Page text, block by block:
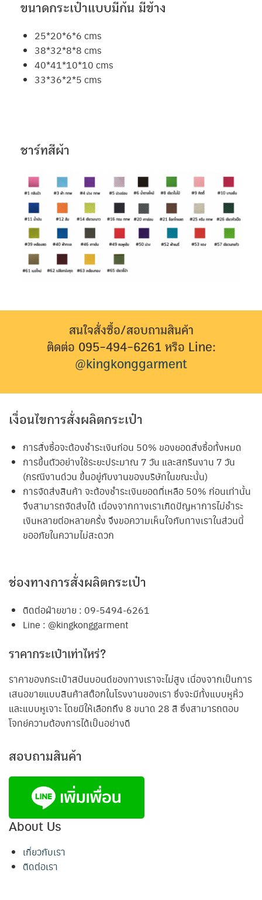
ขนาดกระเป๋าแบบมีก้น มีข้าง
25*20*6*6 cms
38*32*8*8 cms
40*41*10*10 cms
33*36*2*5 cms
ชาร์ทสีผ้า
สนใจสั่งซื้อ/สอบถามสินค้า
ติดต่อ 095-494-6261 หรือ Line:
@kingkonggarment
เงื่อนไขการสั่งผลิตกระเป๋า
การสั่งซื้อจะต้องชำระเงินก่อน 50% ของยอดสั่งซื้อทั้งหมด
การขึ้นตัวอย่างใช้ระยะประมาณ 7 วัน และสกรีนงาน 7 วัน
(กรณีงานด่วน ขึ้นอยู่กับงานของบริษัทในขณะนั้น)
การจัดส่งสินค้า จะต้องชำระเงินยอดที่เหลือ 50% ก่อนเท่านั้น
จึงสามารถจัดส่งได้ เนื่องจากทางเราเกิดปัญหาการไม่ชำระ
เงินหลายต่อหลายครั้ง จึงขอความเห็นใจกับทางเราในส่วนนี้
ขออภัยในความไม่สะดวก
ช่องทางการสั่งผลิตกระเป๋า
ติดต่อฝ่ายขาย : 09-5494-6261
Line : @kingkonggarment
ราคากระเป๋าเท่าไหร่?
ราคาของกระเป๋าสปันบอนด์ของทางเราจะไม่สูง เนื่องจากเป็นการ
เสนอขายแบบสินค้าสต๊อกในโรงงานของเรา ซึ่งจะมีทั้งแบบหูหิ้ว
และแบบหูเจาะ โดยมีให้เลือกถึง 8 ขนาด 28 สี ซึ่งสามารถตอบ
โจทย์ความต้องการได้เป็นอย่างดี
สอบถามสินค้า
About Us
เกี่ยวกับเรา
ติดต่อเรา